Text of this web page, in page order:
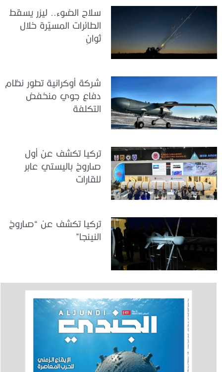
سلاح الضوء.. ليزر يسقط
الطائرات المسيّرة خلال
ثوانٍ
شركة أوكرانية تطور نظام
دفاع جوي منخفض
التكلفة
تركيا تكشف عن أول
صاروخ باليستي عابر
للقارات
تركيا تكشف عن “صاروخ
النينجا”